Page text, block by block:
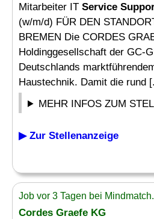
Mitarbeiter IT Service
(w/m/d) FÜR DEN
BREMEN Die CORDES
Holdinggesellschaft der GC-
Deutschlands
Haustechnik. Damit die rund
MEHR INFOS ZUM
▶ Zur Stellenanzeige
Job vor 3 Tagen bei
Cordes Graefe KG